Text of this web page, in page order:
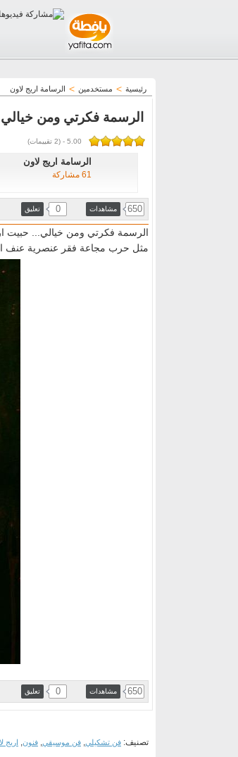
رئيسية > مستخدمين > الرسامة اريج لاون
الرسمة فكرتي ومن
5.00
-
(
2 تقييمات)
الرسامة اريج لاون
61 مشاركة
650 مشاهدات 0 تعليق
الرسمة فكرتي ومن خيالي... حبيت
مثل حرب مجاعة فقر عنصرية عنف
650 مشاهدات 0 تعليق
تصنيف: فن تشكيلي, فن موسيقي, فنون, اريج